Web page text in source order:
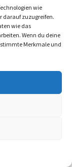
wie
darauf zuzugreifen.
wie das
Wenn du deine
Merkmale und
geschützt